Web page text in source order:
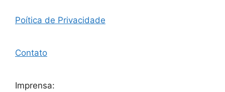
Poítica de Privacidade
Contato
Imprensa: